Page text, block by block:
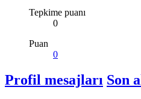
Tepkime puanı
0
Puan
0
Profil mesajları Son